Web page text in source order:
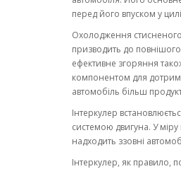
перед його впуском у
Охолодження стисненого
призводить до повнішого
ефективне згоряння
компонентом для
автомобіль більш
Інтеркулер
системою двигуна. У
надходить ззовні
Інтеркулер, як правило,